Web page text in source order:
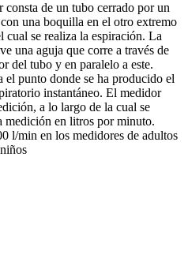
consta de un tubo cerrado por un
una boquilla en el otro extremo
cual se realiza la espiración. La
una aguja que corre a través de
del tubo y en paralelo a este.
el punto donde se ha producido el
instantáneo. El medidor
a lo largo de la cual se
medición en litros por minuto.
l/min en los medidores de adultos